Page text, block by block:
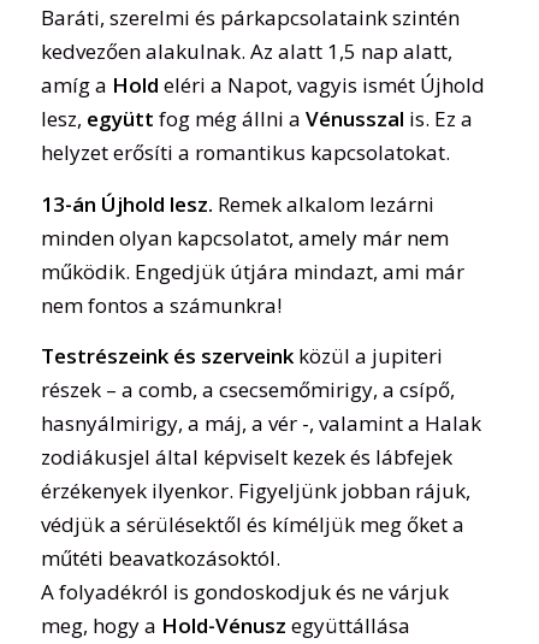
Baráti, szerelmi és párkapcsolataink szintén
kedvezően alakulnak. Az alatt 1,5 nap alatt,
amíg a Hold eléri a Napot, vagyis ismét Újhold
lesz, együtt fog még állni a Vénusszal is. Ez a
helyzet erősíti a romantikus kapcsolatokat.
13-án Újhold lesz. Remek alkalom lezárni
minden olyan kapcsolatot, amely már nem
működik. Engedjük útjára mindazt, ami már
nem fontos a számunkra!
Testrészeink és szerveinkközül a jupiteri
részek – a comb, a csecsemőmirigy, a csípő,
hasnyálmirigy, a máj, a vér -, valamint a Halak
zodiákusjel által képviselt kezek és lábfejek
érzékenyek ilyenkor. Figyeljünk jobban rájuk,
védjük a sérülésektől és kíméljük meg őket a
műtéti beavatkozásoktól.
A folyadékról is gondoskodjuk és ne várjuk
meg, hogy a Hold-Vénusz együttállása